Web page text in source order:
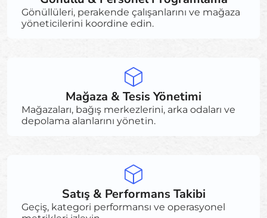
Gönüllüleri, perakende çalışanlarını ve mağaza
yöneticilerini koordine edin.
Mağaza & Tesis Yönetimi
Mağazaları, bağış merkezlerini, arka odaları ve
depolama alanlarını yönetin.
Satış & Performans Takibi
Geçiş, kategori performansı ve operasyonel